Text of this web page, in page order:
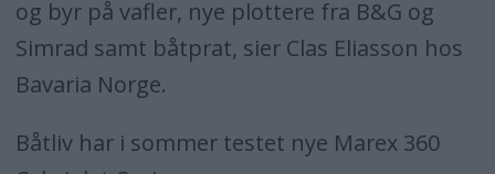
og byr på vafler, nye plottere fra B&G og
Simrad samt båtprat, sier Clas Eliasson hos
Bavaria Norge.
Båtliv har i sommer testet nye Marex 360